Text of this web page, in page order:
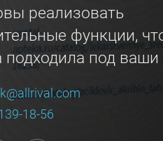
реализовать
функции,
подходила под ваши
18-56